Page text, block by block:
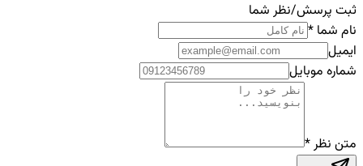
ثبت پرسش/نظر شما
نام شما *
ایمیل
شماره موبایل
متن نظر*